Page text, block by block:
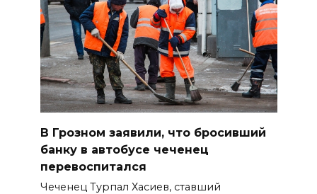
В Грозном заявили, что бросивший
банку в автобусе чеченец
перевоспитался
Чеченец Турпал Хасиев, ставший